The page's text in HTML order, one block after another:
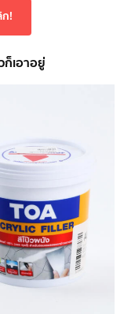
!
เอาอยู่